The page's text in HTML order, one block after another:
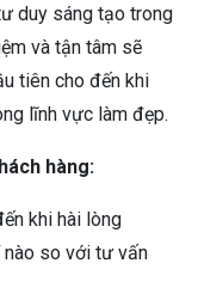
duy sáng tạo trong
và tận tâm sẽ
tiên cho đến khi
lĩnh vực làm đẹp.
hàng:
khi hài lòng
nào so với tư vấn